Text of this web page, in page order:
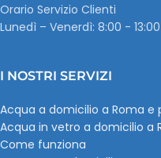
Orario Servizio Clienti
Lunedì – Venerdì: 8:00 -
I NOSTRI SERVIZI
Acqua a domicilio a Roma e
Acqua in vetro a domicilio a
Come funziona